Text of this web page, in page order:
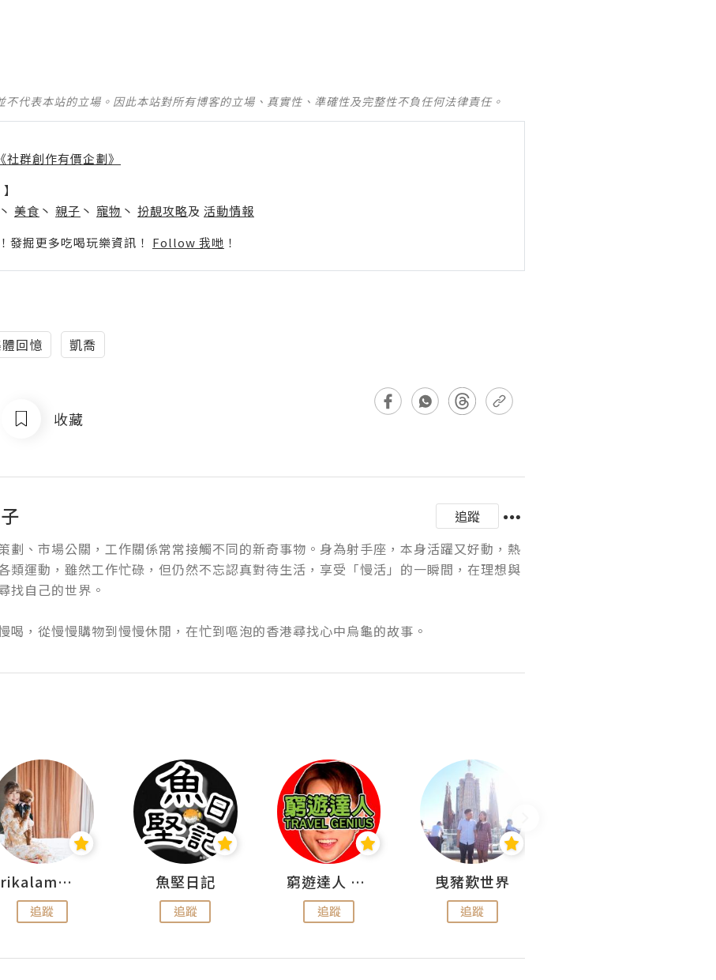
代表本站的立場。因此本站對所有博客的立場、真實性、準確性及完整性不負任何法律責任。
社群創作有價企劃》
丶 美食 丶 親子 丶 寵物 丶 扮靚攻略及 活動情報
掘更多吃喝玩樂資訊！ Follow 我哋 ！
回憶 凱喬
收藏
追蹤
劃、市場公關，工作關係常常接觸不同的新奇事物。身為射手座，本身活躍又好動，熱
類運動，雖然工作忙碌，但仍然不忘認真對待生活，享受「慢活」的一瞬間，在理想與
找自己的世界。
喝，從慢慢購物到慢慢休閒，在忙到嘔泡的香港尋找心中烏龜的故事。
rikalammm
追蹤
魚堅日記
追蹤
窮遊達人 Mr.TravelGenius
追蹤
曳豬歎世界
追蹤